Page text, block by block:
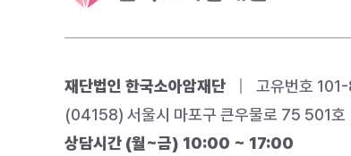
재단법인 한국소아암재단
고유번호
(04158) 서울시 마포구 큰우물로 75 501호
상담시간 (월~금) 10:00 ~ 17:00